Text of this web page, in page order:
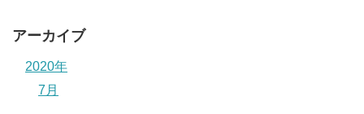
アーカイブ
2020年
7月